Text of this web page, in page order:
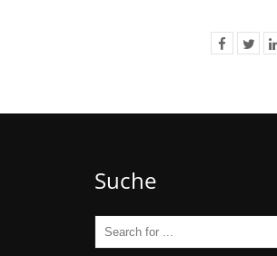
Suche